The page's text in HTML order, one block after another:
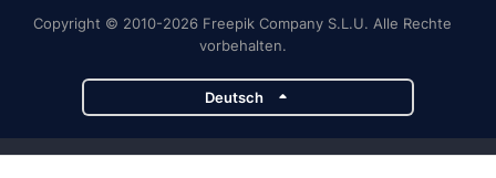
Copyright © 2010-2026 Freepik Company S.L.U. Alle Rechte
vorbehalten.
Deutsch